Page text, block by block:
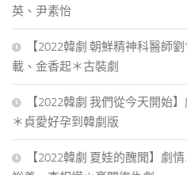
英、尹素怡
【2022韓劇 朝鮮精神科醫師
載、金香起＊古裝劇
【2022韓劇 我們從今天開始
＊貞愛好孕到韓劇版
【2022韓劇 夏娃的醜聞】劇